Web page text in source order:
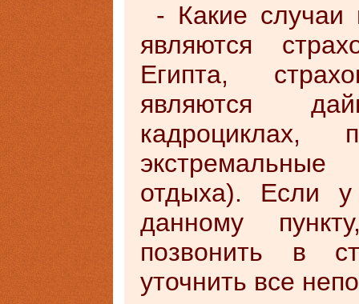
- Какие случаи
являются
Египта,
являются
отдыха). Если
данному
позвонить в
уточнить все